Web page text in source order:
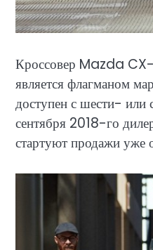
Кроссовер Mazda CX-
является флагманом
доступен с шести- или
сентября 2018-го
стартуют продажи уже